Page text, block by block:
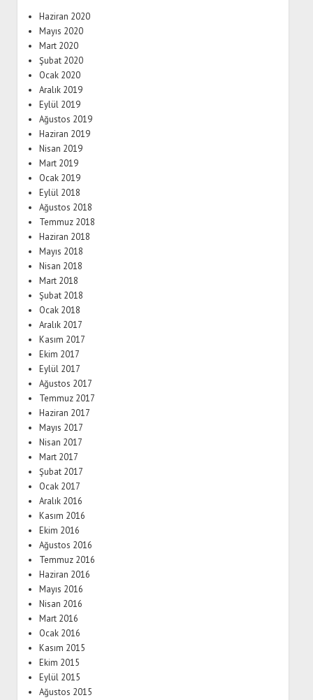
Haziran 2020
Mayıs 2020
Mart 2020
Şubat 2020
Ocak 2020
Aralık 2019
Eylül 2019
Ağustos 2019
Haziran 2019
Nisan 2019
Mart 2019
Ocak 2019
Eylül 2018
Ağustos 2018
Temmuz 2018
Haziran 2018
Mayıs 2018
Nisan 2018
Mart 2018
Şubat 2018
Ocak 2018
Aralık 2017
Kasım 2017
Ekim 2017
Eylül 2017
Ağustos 2017
Temmuz 2017
Haziran 2017
Mayıs 2017
Nisan 2017
Mart 2017
Şubat 2017
Ocak 2017
Aralık 2016
Kasım 2016
Ekim 2016
Ağustos 2016
Temmuz 2016
Haziran 2016
Mayıs 2016
Nisan 2016
Mart 2016
Ocak 2016
Kasım 2015
Ekim 2015
Eylül 2015
Ağustos 2015